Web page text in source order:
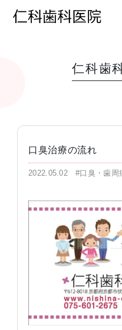
仁科歯
口臭治療の流れ
2022.05.02#口臭・歯周